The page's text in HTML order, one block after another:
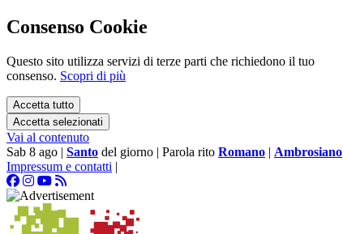
Consenso Cookie
Questo sito utilizza servizi di terze parti che richiedono il tuo
consenso. Scopri di più
Accetta tutto
Accetta selezionati
Vai al contenuto
Sab 8 ago | Santo del giorno | Parola rito Romano | Ambrosiano
Impressum e contatti |